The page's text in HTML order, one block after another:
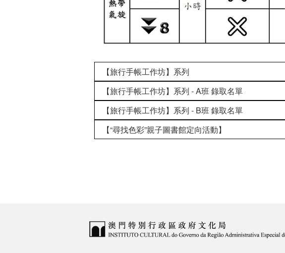
【旅行手帳工作坊】系列
【旅行手帳工作坊】系列 - A班 錄取名單
【旅行手帳工作坊】系列 - B班 錄取名單
【“尋找色彩”親子圖書館定向活動】